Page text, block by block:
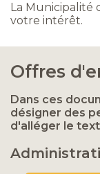
La Municipalité
votre intérêt.
Offres
Dans ces
désigner des
d'alléger le